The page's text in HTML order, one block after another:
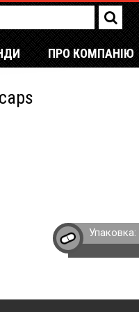
ПРО КОМПАНІЮ
Упаковка: